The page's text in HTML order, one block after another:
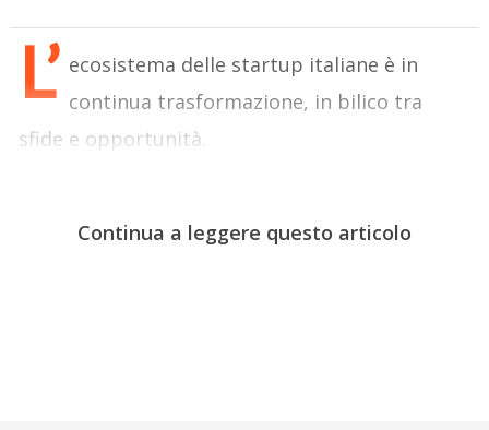
L’ ecosistema delle startup italiane è in
continua trasformazione, in bilico tra
sfide e opportunità.
Continua a leggere questo articolo